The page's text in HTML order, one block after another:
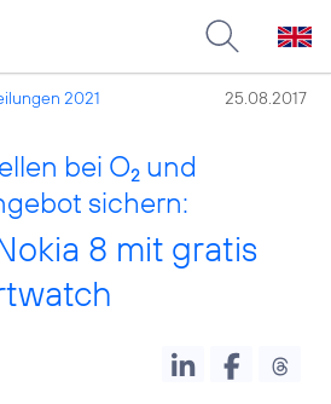
2021 25.08.2017
bei O2 und
sichern:
8 mit gratis